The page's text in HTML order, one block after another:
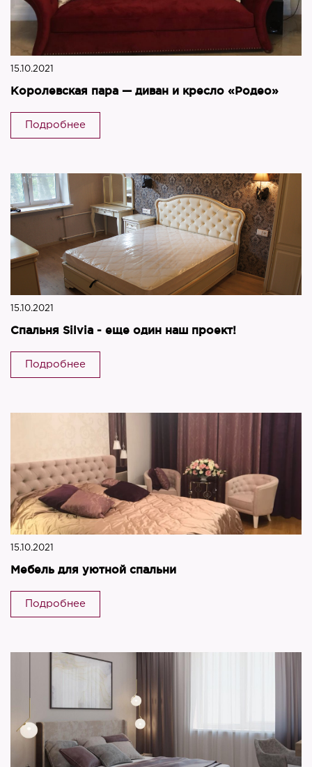
15.10.2021
Королевская пара — диван и кресло «Родео»
Подробнее
15.10.2021
Спальня Silvia - еще один наш проект!
Подробнее
15.10.2021
Мебель для уютной спальни
Подробнее